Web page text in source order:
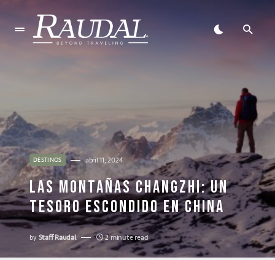
DESTINOS abril 11, 2024
LAS MONTAÑAS CHANGZHI: UN
TESORO ESCONDIDO EN CHINA
byStaff Raudal 2 minute read